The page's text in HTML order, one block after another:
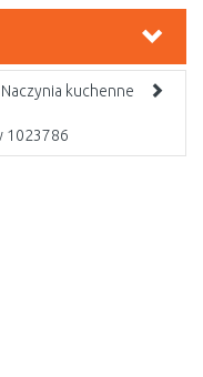
Naczynia kuchenne
1023786